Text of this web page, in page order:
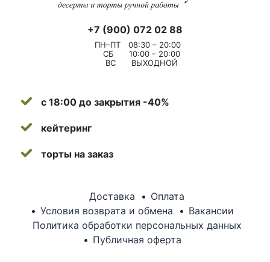
+7 (900) 072 02 88
ПН–ПТ
08:30 – 20:00
СБ
10:00 – 20:00
ВС
ВЫХОДНОЙ
с 18:00 до закрытия -40%
кейтеринг
торты на заказ
Доставка
Оплата
Условия возврата и обмена
Вакансии
Политика обработки персональных данных
Публичная оферта